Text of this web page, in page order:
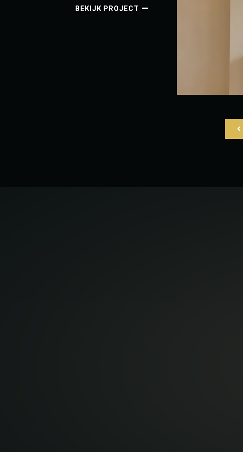
BEKIJK PROJECT